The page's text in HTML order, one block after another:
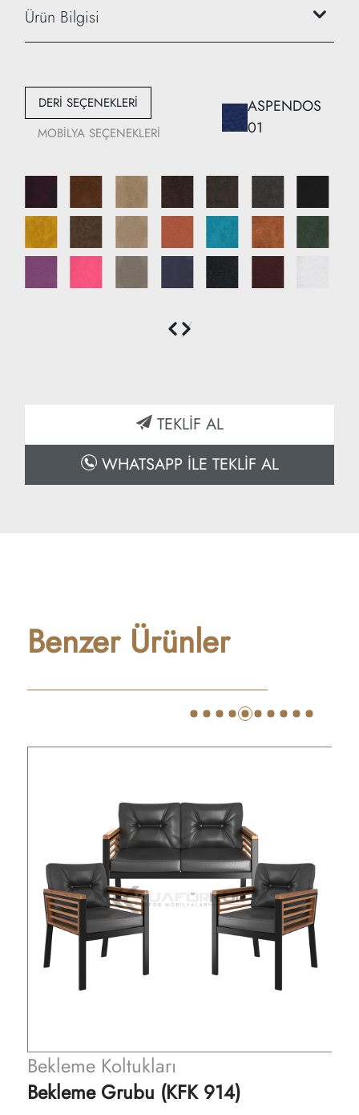
Yükseklik: 75 cm
Genişlik: 100 cm
Ürün Bilgisi
DERİ SEÇENEKLERİ
MOBİLYA SEÇENEKLERİ
ASPENDOS
01
TEKLİF AL
WHATSAPP İLE TEKLİF AL
Benzer Ürünler
Bekleme Koltukları
Bekleme Grubu (KFK 914)